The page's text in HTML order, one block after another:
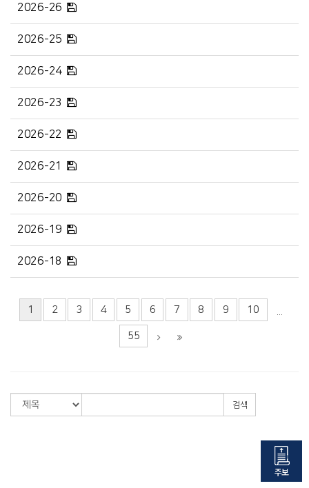
2026-26
2026-25
2026-24
2026-23
2026-22
2026-21
2026-20
2026-19
2026-18
1 2 3 4 5 6 7 8 9 10
55
검색